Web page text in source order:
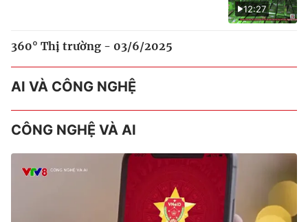
12:27
360° Thị trường - 03/6/2025
AI VÀ CÔNG NGHỆ
CÔNG NGHỆ VÀ AI